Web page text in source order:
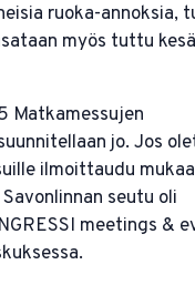
ruoka-annoksia,
myös tuttu
Matkamessujen
jo. Jos
ilmoittaudu
seutu oli
meetings &